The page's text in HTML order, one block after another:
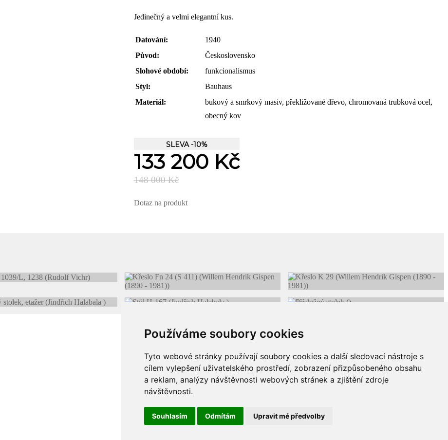
Používáme soubory cookies
Tyto webové stránky používají soubory cookies a další sledovací nástroje s
cílem vylepšení uživatelského prostředí, zobrazení přizpůsobeného obsahu
a reklam, analýzy návštěvnosti webových stránek a zjištění zdroje
návštěvnosti.
Souhlasím Odmítám Upravit mé předvolby
Jedinečný a velmi elegantní kus.
Datování:
1940
Původ:
Československo
Slohové období:
funkcionalismus
Styl:
Bauhaus
Materiál:
bukový a smrkový masiv, překližované dřevo, chromovaná trubková ocel,
obecný kov
SLEVA -10%
133 200 Kč
148 000 Kč
Dotaz na produkt